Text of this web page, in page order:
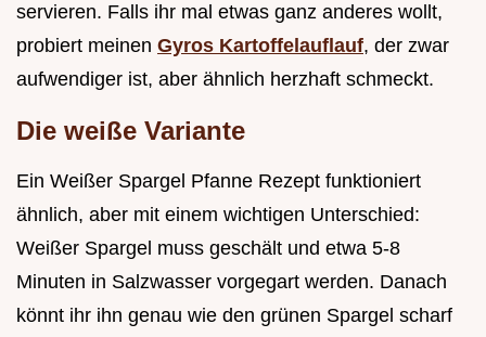
servieren. Falls ihr mal etwas ganz anderes wollt,
probiert meinen Gyros Kartoffelauflauf, der zwar
aufwendiger ist, aber ähnlich herzhaft schmeckt.
Die weiße Variante
Ein Weißer Spargel Pfanne Rezept funktioniert
ähnlich, aber mit einem wichtigen Unterschied:
Weißer Spargel muss geschält und etwa 5-8
Minuten in Salzwasser vorgegart werden. Danach
könnt ihr ihn genau wie den grünen Spargel scharf